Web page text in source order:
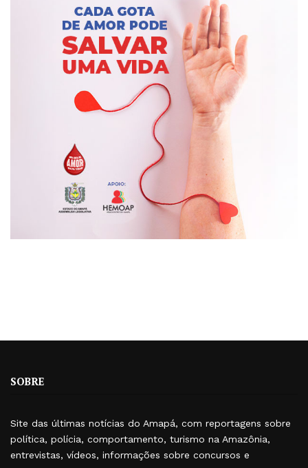
SOBRE
Site das últimas notícias do Amapá, com reportagens sobre
política, polícia, comportamento, turismo na Amazônia,
entrevistas, vídeos, informações sobre concursos e